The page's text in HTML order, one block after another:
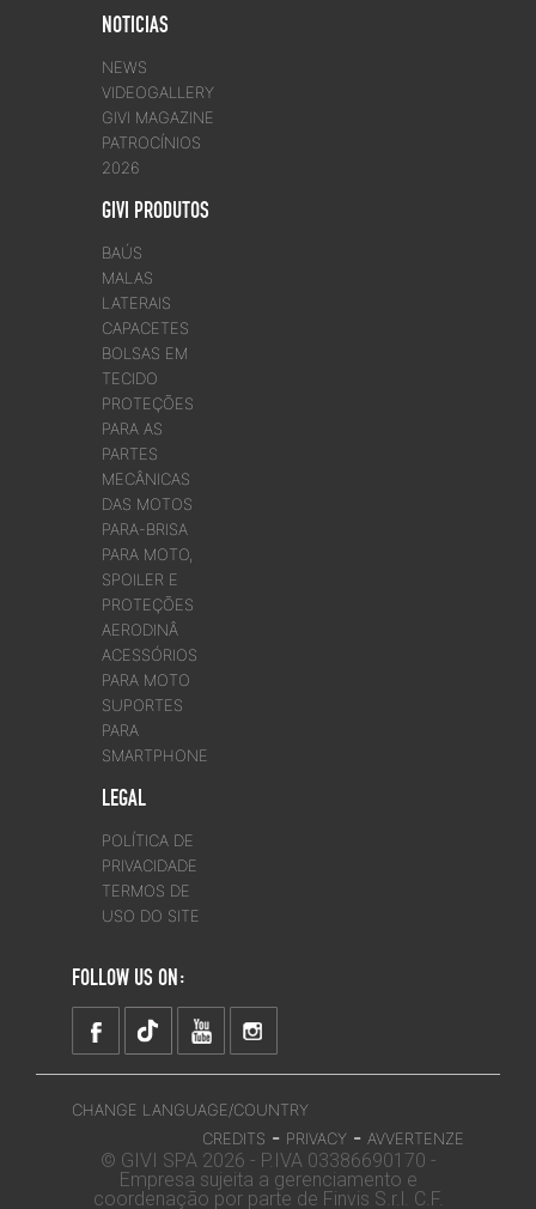
NOTICIAS
NEWS
VIDEOGALLERY
GIVI MAGAZINE
PATROCÍNIOS
2026
GIVI PRODUTOS
BAÚS
MALAS
LATERAIS
CAPACETES
BOLSAS EM
TECIDO
PROTEÇÕES
PARA AS
PARTES
MECÂNICAS
DAS MOTOS
PARA-BRISA
PARA MOTO,
SPOILER E
PROTEÇÕES
AERODINÂ
ACESSÓRIOS
PARA MOTO
SUPORTES
PARA
SMARTPHONE
LEGAL
POLÍTICA DE
PRIVACIDADE
TERMOS DE
USO DO SITE
FOLLOW US ON:
CHANGE LANGUAGE/COUNTRY
CREDITS - PRIVACY - AVVERTENZE
© GIVI SPA 2026 - P.IVA 03386690170 -
Empresa sujeita a gerenciamento e
coordenação por parte de Finvis S.r.l. C.F.